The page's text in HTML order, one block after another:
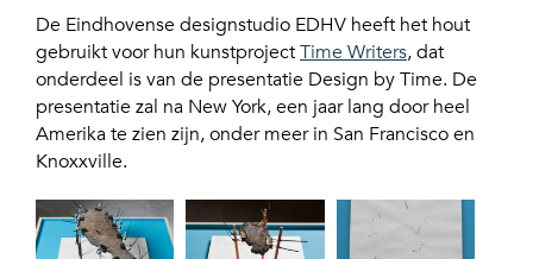
De Eindhovense designstudio EDHV heeft het hout
gebruikt voor hun kunstproject Time Writers, dat
onderdeel is van de presentatie Design by Time. De
presentatie zal na New York, een jaar lang door heel
Amerika te zien zijn, onder meer in San Francisco en
Knoxxville.